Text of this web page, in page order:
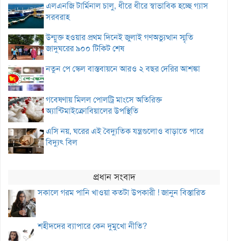
এলএনজি টার্মিনাল চালু, ধীরে ধীরে স্বাভাবিক হচ্ছে গ্যাস
সরবরাহ
উন্মুক্ত হওয়ার প্রথম দিনেই জুলাই গণঅভ্যুত্থান স্মৃতি
জাদুঘরের ৯০০ টিকিট শেষ
নতুন পে স্কেল বাস্তবায়নে আরও ২ বছর দেরির আশঙ্কা
গবেষণায় মিলল পোলট্রি মাংসে অতিরিক্ত
অ্যান্টিমাইক্রোবিয়ালের উপস্থিতি
এসি নয়, ঘরের এই বৈদ্যুতিক যন্ত্রগুলোও বাড়াতে পারে
বিদ্যুৎ বিল
প্রধান সংবাদ
সকালে গরম পানি খাওয়া কতটা উপকারী ! জানুন বিস্তারিত
শহীদদের ব্যাপারে কেন দুমুখো নীতি?